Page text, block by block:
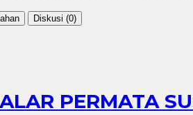
PERMATA
Diskusi (0)